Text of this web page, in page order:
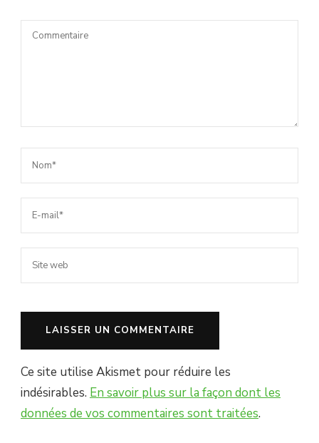
Ce site utilise Akismet pour réduire les
indésirables. En savoir plus sur la façon dont les
données de vos commentaires sont traitées.